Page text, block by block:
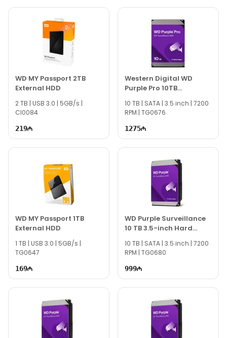
WD MY Passport 2TB
External HDD
2 TB | USB 3.0 | 5GB/s |
CI0084
219
Western Digital WD
Purple Pro 10TB
Surveillance
10 TB | SATA | 3.5 inch | 7200
RPM | TG0676
1275
WD MY Passport 1TB
External HDD
1 TB | USB 3.0 | 5GB/s |
TG0647
169
WD Purple Surveillance
10 TB 3.5-inch Hard
Drive
10 TB | SATA | 3.5 inch | 7200
RPM | TG0680
999